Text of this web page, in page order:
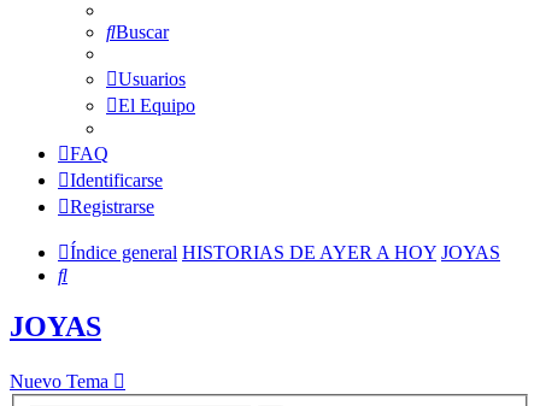
Buscar
Usuarios
El Equipo
FAQ
Identificarse
Registrarse
Índice general HISTORIAS DE AYER A HOY JOYAS
Buscar
JOYAS
Nuevo Tema